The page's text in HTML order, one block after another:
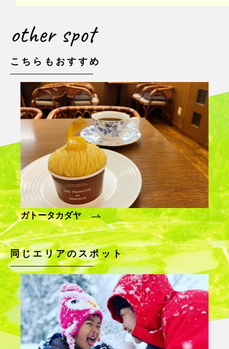
other spot
こちらもおすすめ
ガトータカダヤ 蕎
同じエリアのスポット